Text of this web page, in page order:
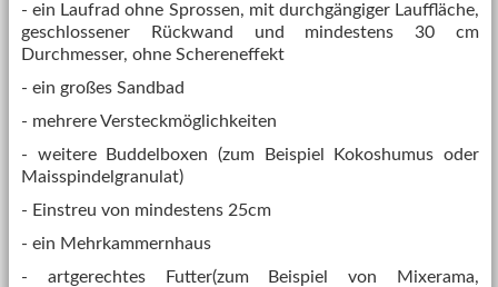
- ein Laufrad ohne Sprossen, mit durchgängiger Lauffläche,
geschlossener Rückwand und mindestens 30 cm
Durchmesser, ohne Schereneffekt
- ein großes Sandbad
- mehrere Versteckmöglichkeiten
- weitere Buddelboxen (zum Beispiel Kokoshumus oder
Maisspindelgranulat)
- Einstreu von mindestens 25cm
- ein Mehrkammernhaus
- artgerechtes Futter(zum Beispiel von Mixerama,